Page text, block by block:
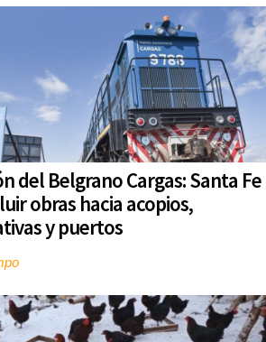
del Belgrano Cargas: Santa Fe
obras hacia acopios,
y puertos